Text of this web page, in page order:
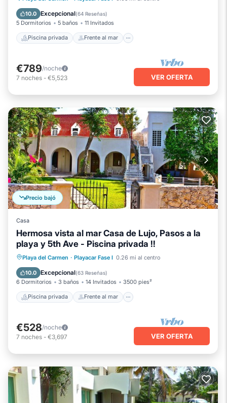
10.0 Excepcional(64 Reseñas)
5 Dormitorios 5 baños 11 Invitados
Piscina privada Frente al mar
Aparcamiento
€789/noche
7 noches - €5,523 VER OFERTA
Precio bajó
Casa
Hermosa vista al mar Casa de Lujo, Pasos a la
playa y 5th Ave - Piscina privada !!
Playa del Carmen · Playacar Fase I 0.26 mi al centro
10.0 Excepcional(63 Reseñas)
6 Dormitorios 3 baños 14 Invitados 3500 pies²
Piscina privada Frente al mar
Piscina privada
Frente al mar
Aparcamiento
€528/noche
7 noches - €3,697 VER OFERTA